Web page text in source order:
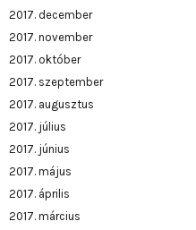
2017. december
2017. november
2017. október
2017. szeptember
2017. augusztus
2017. július
2017. június
2017. május
2017. április
2017. március